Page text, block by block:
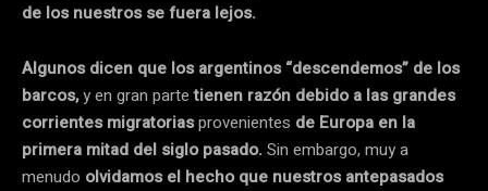
de los nuestros se fuera lejos.
Algunos dicen que los argentinos “descendemos” de los
barcos,y en gran partetienen razón debido a las grandes
corrientes migratoriasprovenientes de Europa en la
primera mitad del siglo pasado. Sin embargo, muy a
menudo olvidamos el hecho que nuestros antepasados